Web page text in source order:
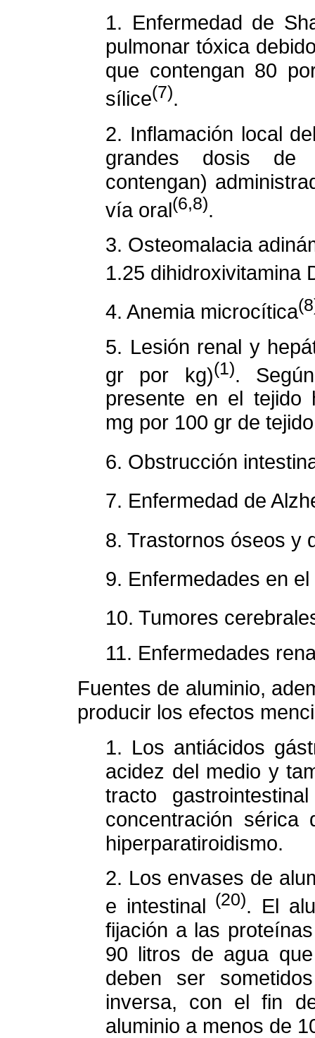
1. Enfermedad de
pulmonar tóxica
que contengan 80
sílice(7).
2. Inflamación local
grandes dosis de
contengan)
vía oral(6,8).
3. Osteomalacia
1.25 dihidroxivitamina
4. Anemia microcítica
5. Lesión renal y
gr por kg)(1).
presente en el tejido
mg por 100 gr de
6. Obstrucción
7. Enfermedad de
8. Trastornos óseos y
9. Enfermedades en el
10. Tumores
11. Enfermedades
Fuentes de aluminio,
producir los efectos
1. Los antiácidos
acidez del medio y
tracto
concentración
hiperparatiroidismo.
2. Los envases de
e intestinal (20). El
fijación a las
90 litros de agua
deben ser
inversa, con el fin
aluminio a menos de